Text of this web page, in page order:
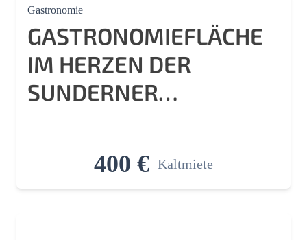
Gastronomie
GASTRONOMIEFLÄCHE
IM HERZEN DER
SUNDERNER
VERMIETEN
400 € Kaltmiete